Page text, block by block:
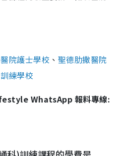
院護士學校 、 聖德肋撒醫院
練學校
WhatsApp 報料專線: